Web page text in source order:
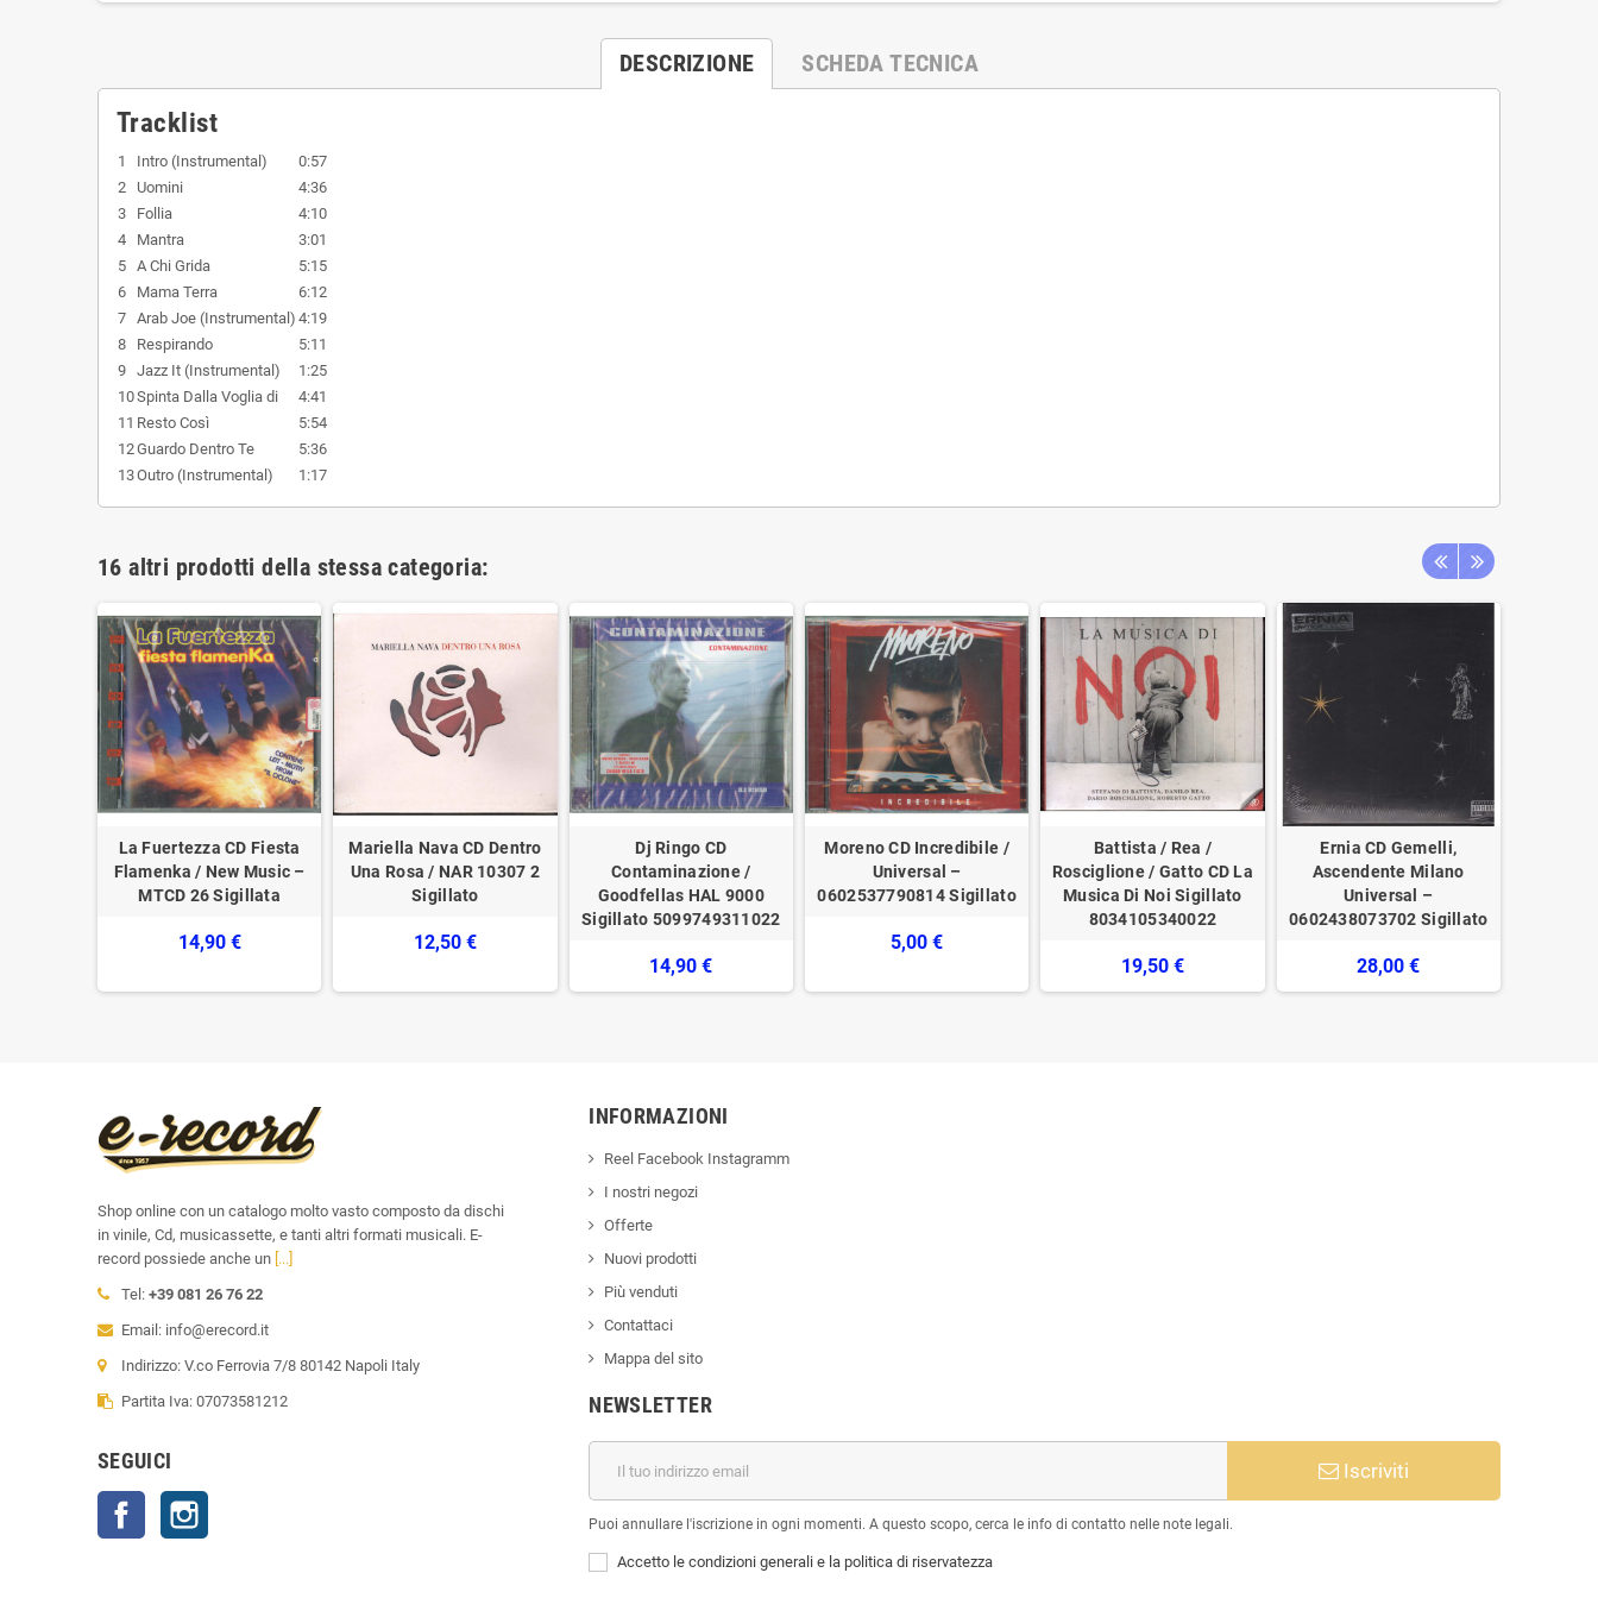
DESCRIZIONE SCHEDA TECNICA
Tracklist
1 Intro (Instrumental)
0:57
2
Uomini
4:36
3
Follia
4:10
4
Mantra
3:01
5 A Chi Grida
5:15
6
Mama Terra
6:12
7 Arab Joe (Instrumental) 4:19
8
Respirando
5:11
9 Jazz It (Instrumental)
1:25
10Spinta Dalla Voglia di
4:41
11 Resto Così
5:54
12Guardo Dentro Te
5:36
13Outro (Instrumental) 1:17
16 altri prodotti della stessa categoria:
La Fuertezza CD Fiesta
Flamenka / New Music ‎–
MTCD 26 Sigillata
14,90 €
Mariella Nava ‎CD Dentro
Una Rosa / NAR 10307 2
Sigillato
12,50 €
Dj Ringo CD
Contaminazione /
Goodfellas HAL 9000
Sigillato 5099749311022
14,90 €
Moreno CD Incredibile /
Universal –
0602537790814 Sigillato
5,00 €
Battista / Rea /
Rosciglione / Gatto CD La
Musica Di Noi Sigillato
8034105340022
19,50 €
Ernia CD Gemelli,
Ascendente Milano
Universal –
0602438073702 Sigillato
28,00 €
Shop online con un catalogo molto vasto composto da dischi
in vinile, Cd, musicassette, e tanti altri formati musicali. E-
record possiede anche un [...]
Tel: +39 081 26 76 22
Email: info@erecord.it
Indirizzo: V.co Ferrovia 7/8 80142 Napoli Italy
Partita Iva: 07073581212
SEGUICI
Facebook
INFORMAZIONI
Reel Facebook Instagramm
I nostri negozi
Offerte
Nuovi prodotti
Più venduti
Contattaci
Mappa del sito
NEWSLETTER
Iscriviti
Puoi annullare l'iscrizione in ogni momenti. A questo scopo, cerca le info di contatto nelle note legali.
Accetto le condizioni generali e la politica di riservatezza